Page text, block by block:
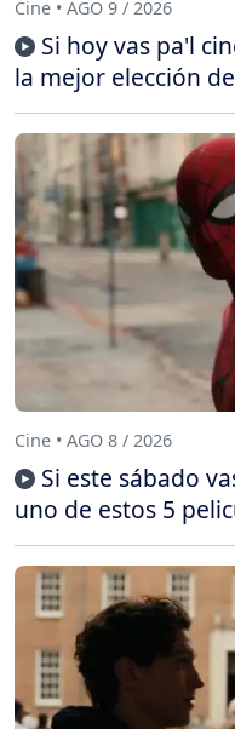
Cine • AGO 9 / 2026
Si hoy vas pa'l
la mejor elección
Cine • AGO 8 / 2026
Si este sábado
uno de estos 5